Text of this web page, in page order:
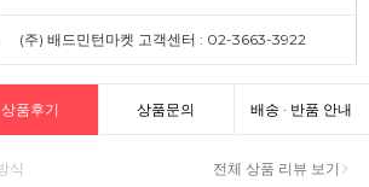
(주) 배드민턴마켓 고객센터 : 02-3663-3922
상품후기 상품문의 배송 · 반품 안내